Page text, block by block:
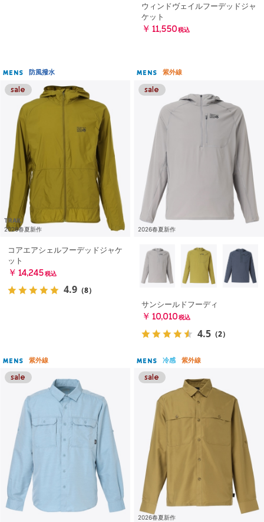
ウィンドヴェイルフーデッドジャ
ケット
￥11,550 税込
MENS 防風撥水
TRAIL
2026春夏新作
コアエアシェルフーデッドジャケ
ット
￥14,245 税込
4.9 （8）
MENS 紫外線
2026春夏新作
サンシールドフーディ
￥10,010 税込
4.5 （2）
MENS 紫外線 MENS 冷感 紫外線
2026春夏新作